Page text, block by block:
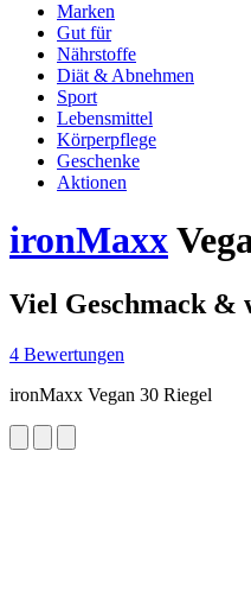
Marken
Gut für
Nährstoffe
Diät & Abnehmen
Sport
Lebensmittel
Körperpflege
Geschenke
Aktionen
ironMaxx
Viel Geschmack &
4 Bewertungen
ironMaxx Vegan 30 Riegel